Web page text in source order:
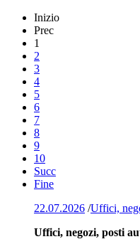
Inizio
Prec
1
2
3
4
5
6
7
8
9
10
Succ
Fine
22.07.2026 /Uffici,
Uffici, negozi, posti